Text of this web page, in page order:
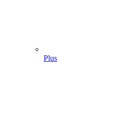
Plus